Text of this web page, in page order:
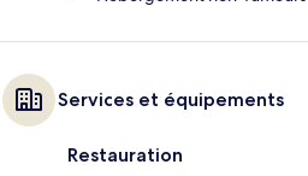
Services et équipements
Restauration